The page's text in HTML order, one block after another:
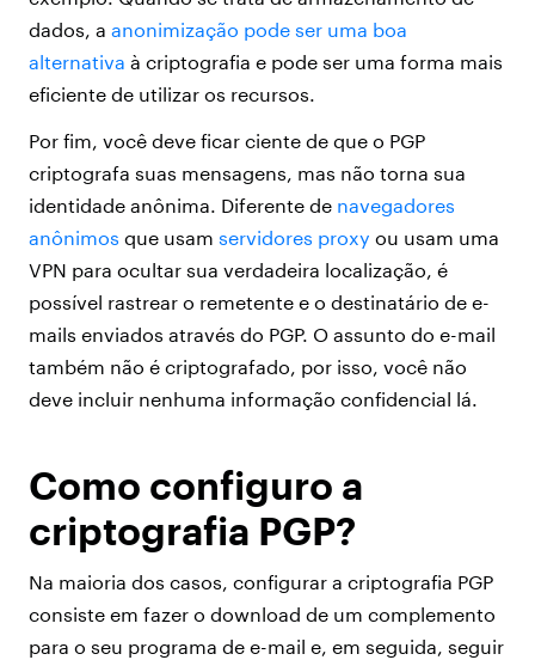
dados, a anonimização pode ser uma boa
alternativa à criptografia e pode ser uma forma mais
eficiente de utilizar os recursos.
Por fim, você deve ficar ciente de que o PGP
criptografa suas mensagens, mas não torna sua
identidade anônima. Diferente de navegadores
anônimos que usam servidores proxy ou usam uma
VPN para ocultar sua verdadeira localização, é
possível rastrear o remetente e o destinatário de e-
mails enviados através do PGP. O assunto do e-mail
também não é criptografado, por isso, você não
deve incluir nenhuma informação confidencial lá.
Como configuro a
criptografia PGP?
Na maioria dos casos, configurar a criptografia PGP
consiste em fazer o download de um complemento
para o seu programa de e-mail e, em seguida, seguir